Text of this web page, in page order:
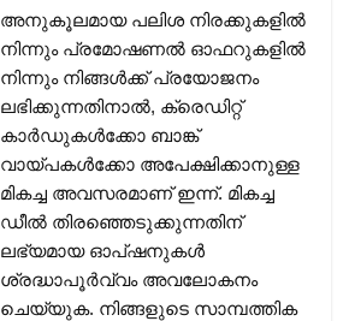
അനുകൂലമായ പലിശ നിരക്കുകളിൽ
നിന്നും പ്രമോഷണൽ ഓഫറുകളിൽ
നിന്നും നിങ്ങൾക്ക് പ്രയോജനം
ലഭിക്കുന്നതിനാൽ, ക്രെഡിറ്റ്
കാർഡുകൾക്കോ ബാങ്ക്
വായ്പകൾക്കോ അപേക്ഷിക്കാനുള്ള
മികച്ച അവസരമാണ് ഇന്ന്. മികച്ച
ഡീൽ തിരഞ്ഞെടുക്കുന്നതിന്
ലഭ്യമായ ഓപ്ഷനുകൾ
ശ്രദ്ധാപൂർവ്വം അവലോകനം
ചെയ്യുക. നിങ്ങളുടെ സാമ്പത്തിക